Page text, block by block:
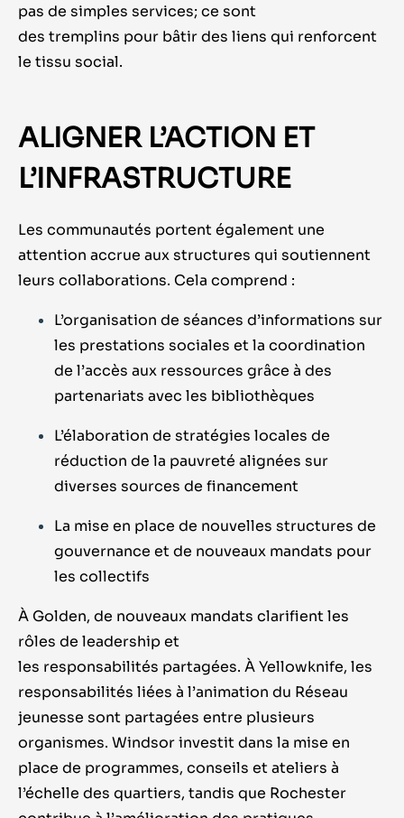
pas de simples services; ce sont
des tremplins pour bâtir des liens qui renforcent
le tissu social.
ALIGNER L’ACTION ET
L’INFRASTRUCTURE
Les communautés portent également une
attention accrue aux structures qui soutiennent
leurs collaborations. Cela comprend :
L’organisation de séances d’informations sur
les prestations sociales et la coordination
de l’accès aux ressources grâce à des
partenariats avec les bibliothèques
L’élaboration de stratégies locales de
réduction de la pauvreté alignées sur
diverses sources de financement
La mise en place de nouvelles structures de
gouvernance et de nouveaux mandats pour
les collectifs
À Golden, de nouveaux mandats clarifient les
rôles de leadership et
les responsabilités partagées. À Yellowknife, les
responsabilités liées à l’animation du Réseau
jeunesse sont partagées entre plusieurs
organismes. Windsor investit dans la mise en
place de programmes, conseils et ateliers à
l’échelle des quartiers, tandis que Rochester